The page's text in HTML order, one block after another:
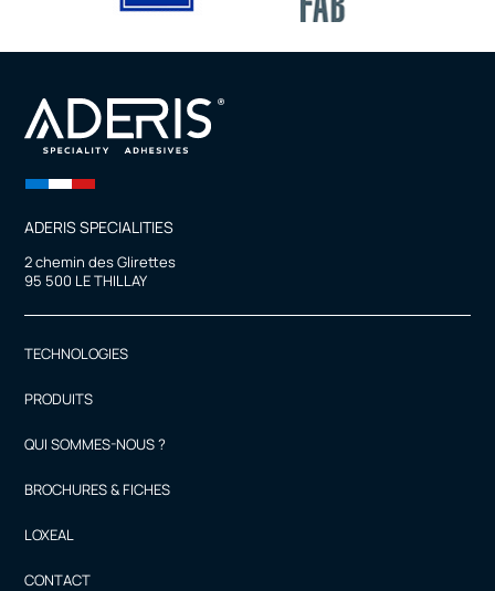
ADERIS SPECIALITIES
2 chemin des Glirettes
95 500 LE THILLAY
TECHNOLOGIES
PRODUITS
QUI SOMMES-NOUS ?
BROCHURES & FICHES
LOXEAL
CONTACT